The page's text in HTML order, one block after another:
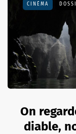
CINÉMA
On
diable,